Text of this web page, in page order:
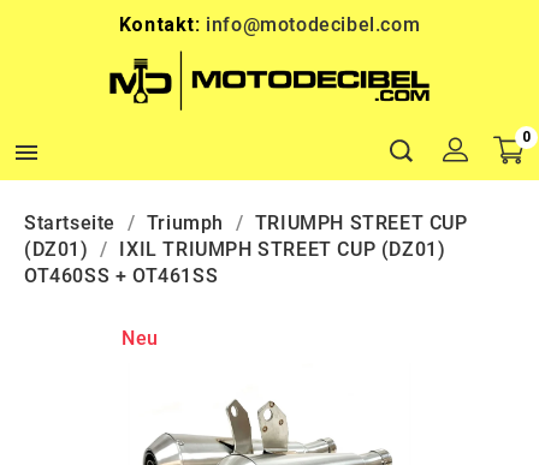
Kontakt: info@motodecibel.com

0
Startseite Triumph
TRIUMPH STREET CUP
(DZ01)
IXIL TRIUMPH STREET CUP (DZ01)
OT460SS + OT461SS
Neu